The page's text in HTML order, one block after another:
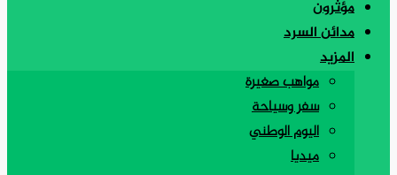
مؤثرون
مدائن السرد
المزيد
مواهب صغيرة
سفر وسياحة
اليوم الوطني
ميديا